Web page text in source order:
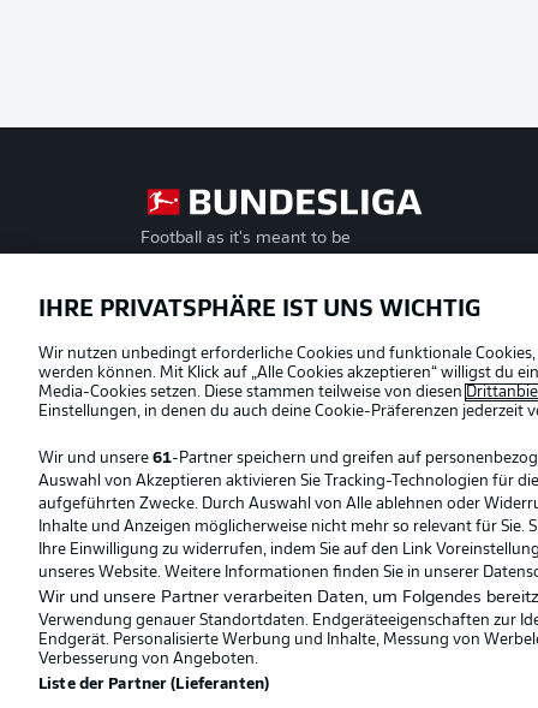
Football as it's meant to be
Offizielle Partner
© 2026 Bundesliga-Gruppe GmbH
IHRE PRIVATSPHÄRE IST UNS WICHTIG
Wir nutzen unbedingt erforderliche Cookies und funktionale
werden können. Mit Klick auf „Alle Cookies akzeptieren“ willigst du
Media-Cookies setzen. Diese stammen teilweise von diesen
Einstellungen, in denen du auch deine Cookie-Präferenzen jederzeit
Wir und unsere 61-Partner speichern und greifen auf
Auswahl von Akzeptieren aktivieren Sie Tracking-Technologien für
aufgeführten Zwecke. Durch Auswahl von Alle ablehnen oder
Inhalte und Anzeigen möglicherweise nicht mehr so relevant für
Ihre Einwilligung zu widerrufen, indem Sie auf den Link
unseres Website. Weitere Informationen finden Sie in unserer
Wir und unsere Partner verarbeiten Daten, um Folgendes
Verwendung genauer Standortdaten. Endgeräteeigenschaften zur
Endgerät. Personalisierte Werbung und Inhalte, Messung von
Verbesserung von Angeboten.
Liste der Partner (Lieferanten)